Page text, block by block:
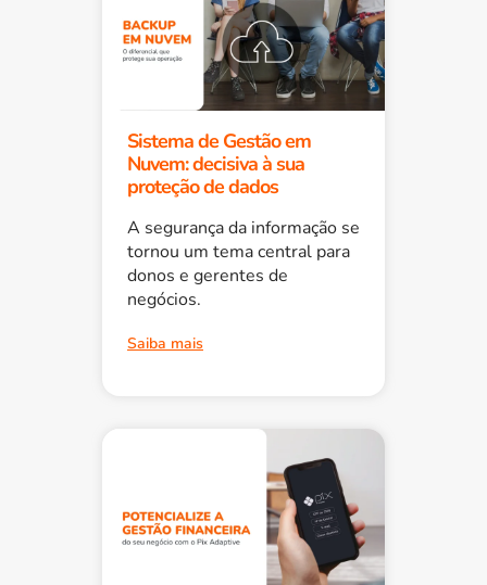
Sistema de Gestão em
Nuvem: decisiva à sua
proteção de dados
A segurança da informação se
tornou um tema central para
donos e gerentes de
negócios.
Saiba mais